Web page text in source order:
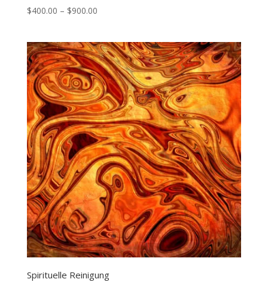
$400.00 – $900.00Price
through
$900.00
Spirituelle Reinigung